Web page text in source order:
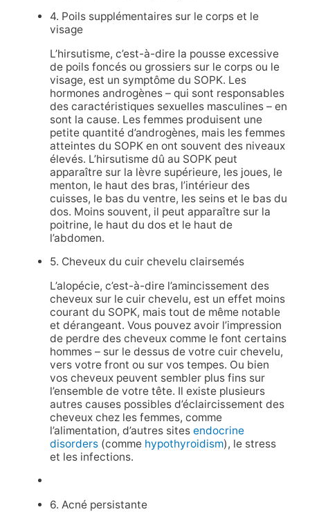
4. Poils supplémentaires sur le corps et le
visage
L’hirsutisme, c’est-à-dire la pousse excessive
de poils foncés ou grossiers sur le corps ou le
visage, est un symptôme du SOPK. Les
hormones androgènes – qui sont responsables
des caractéristiques sexuelles masculines – en
sont la cause. Les femmes produisent une
petite quantité d’androgènes, mais les femmes
atteintes du SOPK en ont souvent des niveaux
élevés. L’hirsutisme dû au SOPK peut
apparaître sur la lèvre supérieure, les joues, le
menton, le haut des bras, l’intérieur des
cuisses, le bas du ventre, les seins et le bas du
dos. Moins souvent, il peut apparaître sur la
poitrine, le haut du dos et le haut de
l’abdomen.
5. Cheveux du cuir chevelu clairsemés
L’alopécie, c’est-à-dire l’amincissement des
cheveux sur le cuir chevelu, est un effet moins
courant du SOPK, mais tout de même notable
et dérangeant. Vous pouvez avoir l’impression
de perdre des cheveux comme le font certains
hommes – sur le dessus de votre cuir chevelu,
vers votre front ou sur vos tempes. Ou bien
vos cheveux peuvent sembler plus fins sur
l’ensemble de votre tête. Il existe plusieurs
autres causes possibles d’éclaircissement des
cheveux chez les femmes, comme
l’alimentation, d’autres sites endocrine
disorders(comme hypothyroidism), le stress
et les infections.
6. Acné persistante